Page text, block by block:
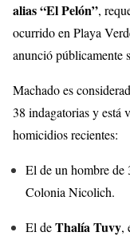
alias “El Pelón”,
ocurrido en Playa
anunció públicamente
Machado es
38 indagatorias y está
homicidios recientes:
El de un hombre de
Colonia Nicolich.
El deThalía Tuvy,